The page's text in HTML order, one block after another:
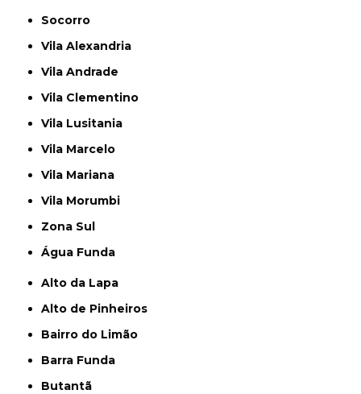
Socorro
Vila Alexandria
Vila Andrade
Vila Clementino
Vila Lusitania
Vila Marcelo
Vila Mariana
Vila Morumbi
Zona Sul
Água Funda
Alto da Lapa
Alto de Pinheiros
Bairro do Limão
Barra Funda
Butantã